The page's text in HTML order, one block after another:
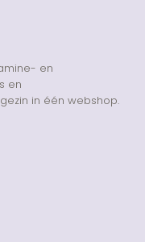
en
en
in één webshop.